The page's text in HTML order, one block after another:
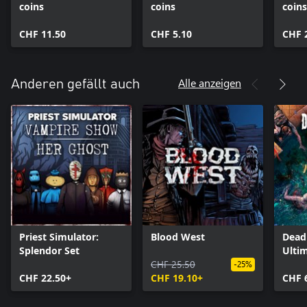
coins
CHF 11.50
coins
CHF 5.10 CHF
Anderen gefällt auch Alle anzeigen
Priest Simulator:
Splendor Set
CHF 22.50+
Blood West
CHF 25.50
CHF 19.10+
-25%
CHF